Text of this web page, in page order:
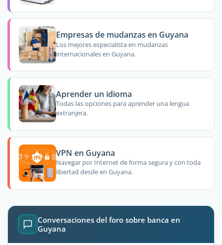
Empresas de mudanzas en Guyana
Los mejores especialista en mudanzas
internacionales en Guyana.
Aprender un idioma
Todas las opciones para aprender una lengua
extranjera.
VPN en Guyana
Navegar por Internet de forma segura y con toda
libertad desde en Guyana.
Conversaciones del foro sobre banca en
Guyana